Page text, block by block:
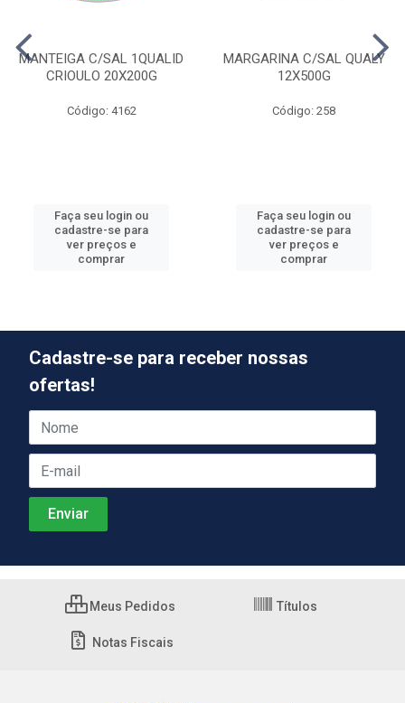
MANTEIGA C/SAL 1QUALID
CRIOULO 20X200G
Código: 4162
Faça seu login ou
cadastre-se para
ver preços e
comprar
MARGARINA C/SAL QUALY
12X500G
Código: 258
Faça seu login ou
cadastre-se para
ver preços e
comprar
Cadastre-se para receber nossas
ofertas!
Meus Pedidos Títulos
Notas Fiscais